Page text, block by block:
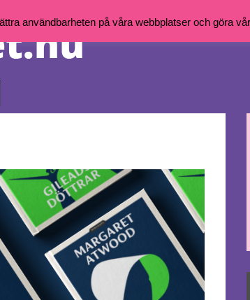
användbarheten på våra webbplatser och göra